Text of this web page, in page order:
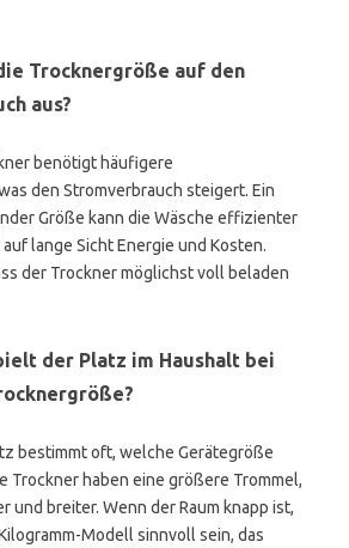
Trocknergröße auf den
aus?
benötigt häufigere
den Stromverbrauch steigert. Ein
Größe kann die Wäsche effizienter
lange Sicht Energie und Kosten.
der Trockner möglichst voll beladen
der Platz im Haushalt bei
bestimmt oft, welche Gerätegröße
Trockner haben eine größere Trommel,
und breiter. Wenn der Raum knapp ist,
Modell sinnvoll sein, das